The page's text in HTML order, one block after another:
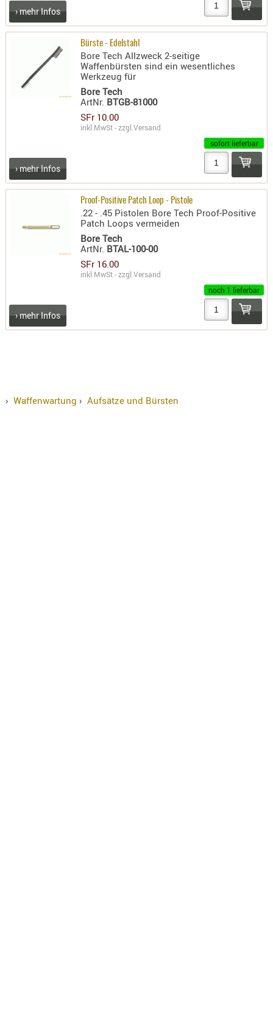
VISIERE
› mehr Infos
Bürste - Edelstahl
Bore Tech Allzweck 2-seitige
Waffenbürsten sind ein wesentliches
Werkzeug für
Bore Tech
ArtNr. BTGB-81000
SFr 10.00
inkl.MwSt - zzgl.Versand
sofort lieferbar
› mehr Infos
Proof-Positive Patch Loop - Pistole
.22 - .45 Pistolen Bore Tech Proof-Positive
Patch Loops vermeiden
Bore Tech
ArtNr. BTAL-100-00
SFr 16.00
inkl.MwSt - zzgl.Versand
noch 1 lieferbar
› mehr Infos
› Waffenwartung › Aufsätze und Bürsten